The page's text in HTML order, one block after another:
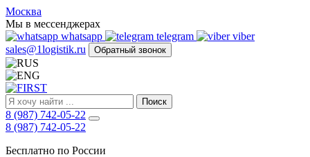
FIRST
Адрес
и
телефон:
Москва,
Алтуфьевское
ш.
д.
48,
корпус
2,
офис
Москва
Мы в мессенджерах
whatsapp
telegram
viber
sales@1logistik.ru
Обратный звонок
Поиск
8 (987) 742-05-22
8 (987) 742-05-22
Бесплатно по России